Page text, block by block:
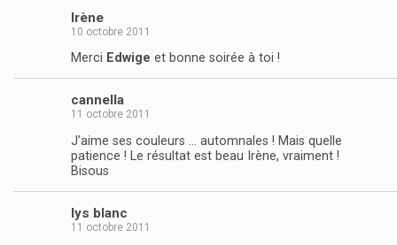
Irène
10 octobre 2011
Merci Edwige et bonne soirée à toi !
cannella
11 octobre 2011
J’aime ses couleurs … automnales ! Mais quelle
patience ! Le résultat est beau Irène, vraiment !
Bisous
lys blanc
11 octobre 2011